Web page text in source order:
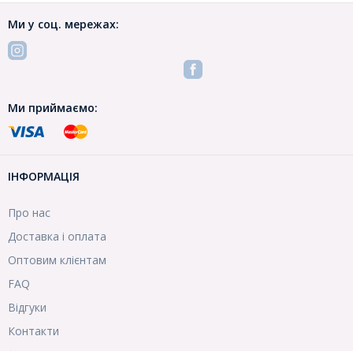
Ми у соц. мережах:
Ми приймаємо:
ІНФОРМАЦІЯ
Про нас
Доставка і оплата
Оптовим клієнтам
FAQ
Відгуки
Контакти